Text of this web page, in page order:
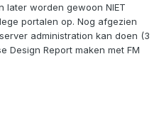
later worden gewoon NIET
portalen op. Nog afgezien
administration kan doen (3
Design Report maken met FM